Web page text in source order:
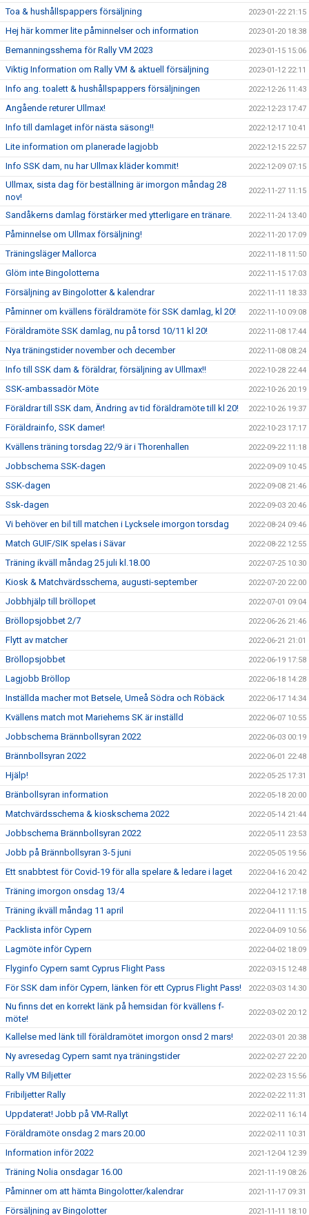
Toa & hushållspappers försäljning 2023-01-22 21:15
Hej här kommer lite påminnelser och information 2023-01-20 18:38
Bemanningsshema för Rally VM 2023 2023-01-15 15:06
Viktig Information om Rally VM & aktuell försäljning 2023-01-12 22:11
Info ang. toalett & hushållspappers försäljningen 2022-12-26 11:43
Angående returer Ullmax! 2022-12-23 17:47
Info till damlaget inför nästa säsong!! 2022-12-17 10:41
Lite information om planerade lagjobb 2022-12-15 22:57
Info SSK dam, nu har Ullmax kläder kommit! 2022-12-09 07:15
Ullmax, sista dag för beställning är imorgon måndag 28
nov!
2022-11-27 11:15
Sandåkerns damlag förstärker med ytterligare en tränare. 2022-11-24 13:40
Påminnelse om Ullmax försäljning! 2022-11-20 17:09
Träningsläger Mallorca 2022-11-18 11:50
Glöm inte Bingolotterna 2022-11-15 17:03
Försäljning av Bingolotter & kalendrar 2022-11-11 18:33
Påminner om kvällens föräldramöte för SSK damlag, kl 20! 2022-11-10 09:08
Föräldramöte SSK damlag, nu på torsd 10/11 kl 20! 2022-11-08 17:44
Nya träningstider november och december 2022-11-08 08:24
Info till SSK dam & föräldrar, försäljning av Ullmax!! 2022-10-28 22:44
SSK-ambassadör Möte 2022-10-26 20:19
Föräldrar till SSK dam, Ändring av tid föräldramöte till kl 20! 2022-10-26 19:37
Föräldrainfo, SSK damer! 2022-10-23 17:17
Kvällens träning torsdag 22/9 är i Thorenhallen 2022-09-22 11:18
Jobbschema SSK-dagen 2022-09-09 10:45
SSK-dagen 2022-09-08 21:46
Ssk-dagen 2022-09-03 20:46
Vi behöver en bil till matchen i Lycksele imorgon torsdag 2022-08-24 09:46
Match GUIF/SIK spelas i Sävar 2022-08-22 12:55
Träning ikväll måndag 25 juli kl.18.00 2022-07-25 10:30
Kiosk & Matchvärdsschema, augusti-september 2022-07-20 22:00
Jobbhjälp till bröllopet 2022-07-01 09:04
Bröllopsjobbet 2/7 2022-06-26 21:46
Flytt av matcher 2022-06-21 21:01
Bröllopsjobbet 2022-06-19 17:58
Lagjobb Bröllop 2022-06-18 14:28
Inställda macher mot Betsele, Umeå Södra och Röbäck 2022-06-17 14:34
Kvällens match mot Mariehems SK är inställd 2022-06-07 10:55
Jobbschema Brännbollsyran 2022 2022-06-03 00:19
Brännbollsyran 2022 2022-06-01 22:48
Hjälp! 2022-05-25 17:31
Bränbollsyran information 2022-05-18 20:00
Matchvärdsschema & kioskschema 2022 2022-05-14 21:44
Jobbschema Brännbollsyran 2022 2022-05-11 23:53
Jobb på Brännbollsyran 3-5 juni 2022-05-05 19:56
Ett snabbtest för Covid-19 för alla spelare & ledare i laget 2022-04-16 20:42
Träning imorgon onsdag 13/4 2022-04-12 17:18
Träning ikväll måndag 11 april 2022-04-11 11:15
Packlista inför Cypern 2022-04-09 10:56
Lagmöte inför Cypern 2022-04-02 18:09
Flyginfo Cypern samt Cyprus Flight Pass 2022-03-15 12:48
För SSK dam inför Cypern, länken för ett Cyprus Flight Pass! 2022-03-03 14:30
Nu finns det en korrekt länk på hemsidan för kvällens f-
möte!
2022-03-02 20:12
Kallelse med länk till föräldramötet imorgon onsd 2 mars! 2022-03-01 20:38
Ny avresedag Cypern samt nya träningstider 2022-02-27 22:20
Rally VM Biljetter 2022-02-23 15:56
Fribiljetter Rally 2022-02-22 11:31
Uppdaterat! Jobb på VM-Rallyt 2022-02-11 16:14
Föräldramöte onsdag 2 mars 20.00 2022-02-11 10:31
Information inför 2022 2021-12-04 12:39
Träning Nolia onsdagar 16.00 2021-11-19 08:26
Påminner om att hämta Bingolotter/kalendrar 2021-11-17 09:31
Försäljning av Bingolotter 2021-11-11 18:10